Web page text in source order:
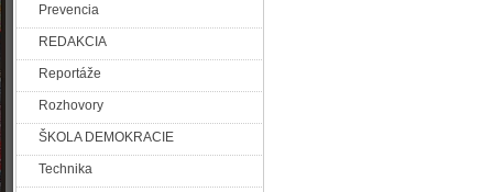
Prevencia
REDAKCIA
Reportáže
Rozhovory
ŠKOLA DEMOKRACIE
Technika